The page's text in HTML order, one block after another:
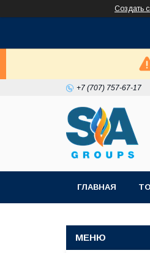
Создать
+7 (707) 757-67-17
ГЛАВНАЯ